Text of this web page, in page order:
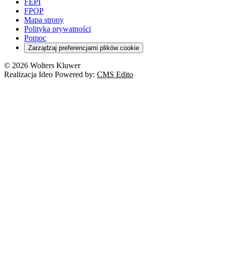
FEPI
FPOP
Mapa strony
Polityka prywatności
Pomoc
Zarządzaj preferencjami plików cookie
© 2026 Wolters Kluwer
Realizacja Ideo Powered by: CMS Edito